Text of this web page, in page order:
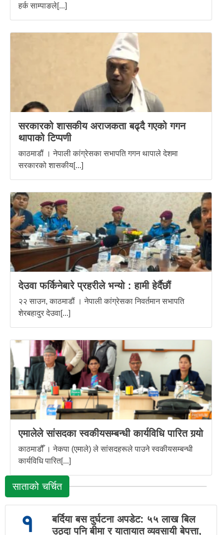
हर्क साम्पाङले[...]
सरकारको शासकीय अराजकता बढ्दै गएको गगन
थापाको टिप्पणी
काठमाडौं । नेपाली कांग्रेसका सभापति गगन थापाले देशमा
सरकारको शासकीय[...]
देउवा फर्किनेबारे प्रहरीले भन्यो : हामी हेर्दैछौं
२२ साउन, काठमाडौं । नेपाली कांग्रेसका निवर्तमान सभापति
शेरबहादुर देउवा[...]
एमालेले सांसदका स्वकीयसम्बन्धी कार्यविधि पारित गर्‍यो
काठमाडौँ । नेकपा (एमाले) ले सांसदहरूले पाउने स्वकीयसम्बन्धी
कार्यविधि पारित[...]
साताको चर्चित
१
बर्दिया बस दुर्घटना अपडेट: ५५ लाख बिल
उठ्दा पनि बीमा र यातायात व्यवसायी बेपत्ता,